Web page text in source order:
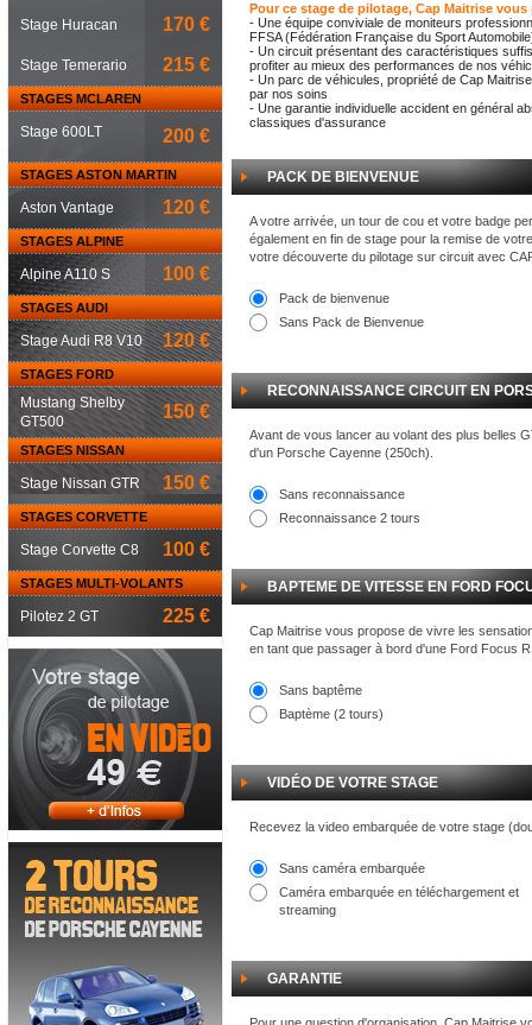
Stage Huracan 170 €
Stage Temerario 215 €
STAGES MCLAREN
Stage 600LT 200 €
STAGES ASTON MARTIN
Aston Vantage 120 €
STAGES ALPINE
Alpine A110 S 100 €
STAGES AUDI
Stage Audi R8 V10 120 €
STAGES FORD
Mustang Shelby
GT500
150 €
STAGES NISSAN
Stage Nissan GTR 150 €
STAGES CORVETTE
Stage Corvette C8 100 €
STAGES MULTI-VOLANTS
Pilotez 2 GT 225 €
Pour ce stage de pilotage, Cap Maitrise
- Une équipe conviviale de moniteurs
FFSA (Fédération Française du Sport
- Un circuit présentant des caractéristiques
profiter au mieux des performances de nos
- Un parc de véhicules, propriété de Cap
par nos soins
- Une garantie individuelle accident en général
classiques d'assurance
PACK DE BIENVENUE
A votre arrivée, un tour de cou et votre badge
également en fin de stage pour la remise de
votre découverte du pilotage sur circuit avec
Pack de bienvenue
Sans Pack de Bienvenue
RECONNAISSANCE CIRCUIT EN
Avant de vous lancer au volant des plus belles
d'un Porsche Cayenne (250ch).
Sans reconnaissance
Reconnaissance 2 tours
BAPTEME DE VITESSE EN FORD
Cap Maitrise vous propose de vivre les
en tant que passager à bord d'une Ford Focus
Sans baptême
Baptème (2 tours)
VIDÉO DE VOTRE STAGE
Recevez la video embarquée de votre stage
Sans caméra embarquée
Caméra embarquée en téléchargement et
streaming
GARANTIE